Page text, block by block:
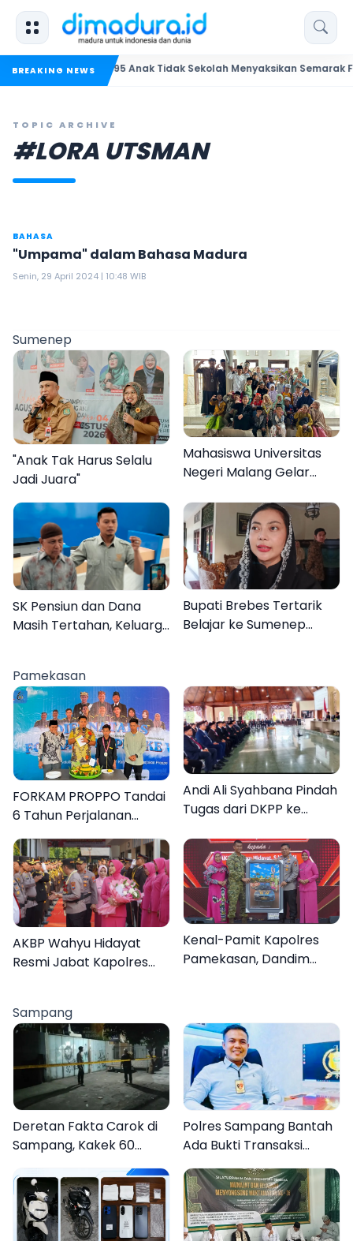
BREAKING NEWS
Ironi 13.095 Anak Tidak Sekolah Menyaksikan Semarak Festival
TOPIC ARCHIVE
#LORA UTSMAN
BAHASA
"Umpama" dalam Bahasa Madura
Senin, 29 April 2024 | 10:48 WIB
Sumenep
"Anak Tak Harus Selalu
Jadi Juara"
Mahasiswa Universitas
Negeri Malang Gelar
Desa Dapenda
SK Pensiun dan Dana
Masih Tertahan, Keluarga
Bupati Brebes Tertarik
Belajar ke Sumenep
Pamekasan
FORKAM PROPPO Tandai
6 Tahun Perjalanan
dengan Peluncuran Mars,
Hymne, dan Buku
Organisasi
Andi Ali Syahbana Pindah
Tugas dari DKPP ke
AKBP Wahyu Hidayat
Resmi Jabat Kapolres
Kenal-Pamit Kapolres
Pamekasan, Dandim
Sampang
Deretan Fakta Carok di
Sampang, Kakek 60
Tahun Duel Melawan 2
Pria
Polres Sampang Bantah
Ada Bukti Transaksi
dalam Kasus Rudapaksa
Anak 27 Tersangka